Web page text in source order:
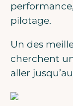
pilotage.
Un des
cherchent
aller